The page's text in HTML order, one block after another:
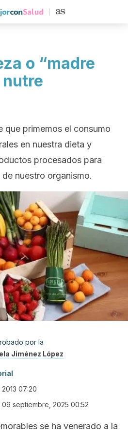
o “madre
que primemos el consumo
en nuestra dieta y
procesados para
nuestro organismo.
por la
Jiménez López
07:20
09 septiembre, 2025 00:52
se ha venerado a la